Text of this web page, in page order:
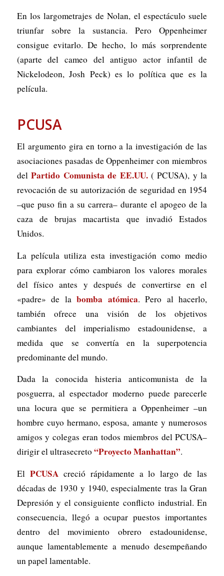
En los largometrajes de Nolan, el espectáculo suele
triunfar sobre la sustancia. PeroOppenheimer
consigue evitarlo. De hecho, lo más sorprendente
(aparte del cameo del antiguo actor infantil de
Nickelodeon, Josh Peck) es lo políticaque es la
película.
PCUSA
El argumento gira en torno a la investigación de las
asociaciones pasadas de Oppenheimer con miembros
delPartido Comunista de EE.UU.( PCUSA), y la
revocación de su autorización de seguridad en 1954
–que puso fin a su carrera– durante el apogeo de la
caza de brujas macartista que invadió Estados
Unidos.
La película utiliza esta investigación como medio
para explorar cómo cambiaron los valores morales
del físico antes y después de convertirse en el
«padre» de labomba atómica. Pero al hacerlo,
también ofrece una visión de los objetivos
cambiantes del imperialismo estadounidense, a
medida que se convertía en la superpotencia
predominante del mundo.
Dada la conocida histeria anticomunista de la
posguerra, al espectador moderno puede parecerle
una locura que se permitiera a Oppenheimer –un
hombre cuyo hermano, esposa, amante y numerosos
amigos y colegas eran todos miembros del PCUSA–
dirigir el ultrasecreto “Proyecto Manhattan”.
El PCUSAcreció rápidamente a lo largo de las
décadas de 1930 y 1940, especialmente tras la Gran
Depresión y el consiguiente conflicto industrial. En
consecuencia, llegó a ocupar puestos importantes
dentro del movimiento obrero estadounidense,
aunque lamentablemente a menudo desempeñando
un papel lamentable.